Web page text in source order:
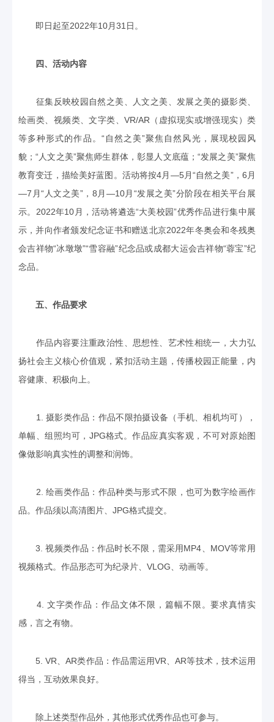
即日起至2022年10月31日。
四、活动内容
征集反映校园自然之美、人文之美、发展之美的摄影类、
绘画类、视频类、文字类、VR/AR（虚拟现实或增强现实）类
等多种形式的作品。“自然之美”聚焦自然风光，展现校园风
貌；“人文之美”聚焦师生群体，彰显人文底蕴；“发展之美”聚焦
教育变迁，描绘美好蓝图。活动将按4月—5月“自然之美”，6月
—7月“人文之美”，8月—10月“发展之美”分阶段在相关平台展
示。2022年10月，活动将遴选“大美校园”优秀作品进行集中展
示，并向作者颁发纪念证书和赠送北京2022年冬奥会和冬残奥
会吉祥物“冰墩墩”“雪容融”纪念品或成都大运会吉祥物“蓉宝”纪
念品。
五、作品要求
作品内容要注重政治性、思想性、艺术性相统一，大力弘
扬社会主义核心价值观，紧扣活动主题，传播校园正能量，内
容健康、积极向上。
1. 摄影类作品：作品不限拍摄设备（手机、相机均可），
单幅、组照均可，JPG格式。作品应真实客观，不可对原始图
像做影响真实性的调整和润饰。
2. 绘画类作品：作品种类与形式不限，也可为数字绘画作
品。作品须以高清图片、JPG格式提交。
3. 视频类作品：作品时长不限，需采用MP4、MOV等常用
视频格式。作品形态可为纪录片、VLOG、动画等。
4. 文字类作品：作品文体不限，篇幅不限。要求真情实
感，言之有物。
5. VR、AR类作品：作品需运用VR、AR等技术，技术运用
得当，互动效果良好。
除上述类型作品外，其他形式优秀作品也可参与。